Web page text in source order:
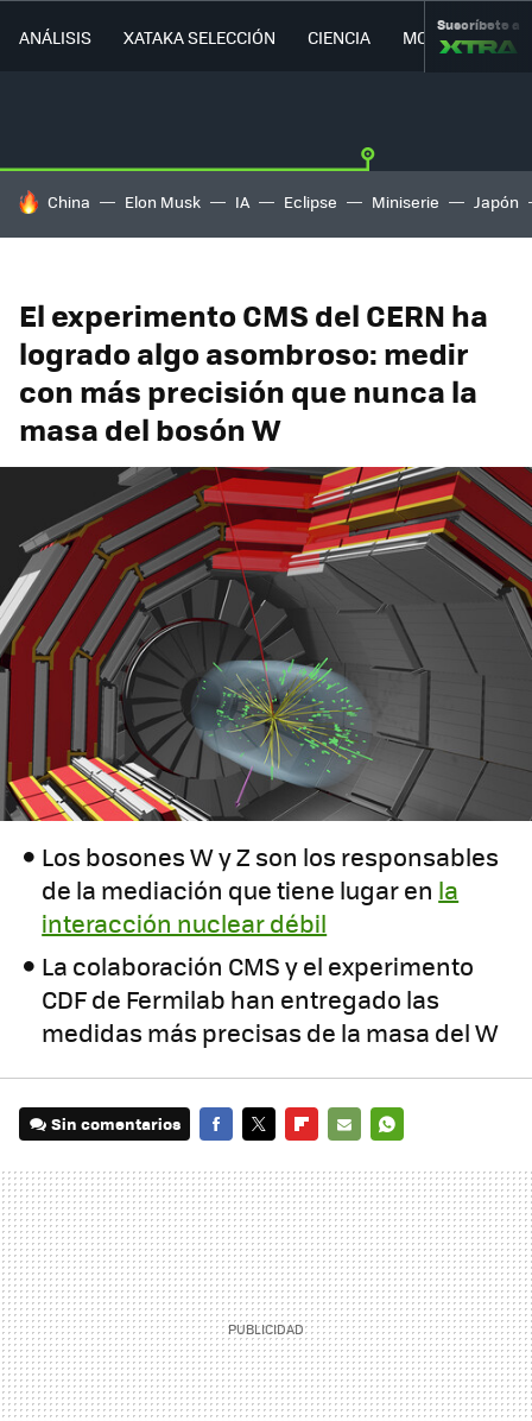
ANÁLISIS XATAKA SELECCIÓN CIENCIA MOVILIDAD
Suscríbete a
HOY SE HABLA DE
China Elon Musk IA Eclipse Miniserie Japón
El experimento CMS del CERN ha
logrado algo asombroso: medir
con más precisión que nunca la
masa del bosón W
Los bosones W y Z son los responsables
de la mediación que tiene lugar en la
interacción nuclear débil
La colaboración CMS y el experimento
CDF de Fermilab han entregado las
medidas más precisas de la masa del W
Sin comentarios
MAIL